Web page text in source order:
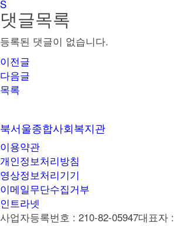
댓글목록
등록된 댓글이 없습니다.
이전글
다음글
목록
북서울종합사회복지관
이용약관
개인정보처리방침
영상정보처리기기
이메일무단수집거부
인트라넷
사업자등록번호 : 210-82-05947대표자